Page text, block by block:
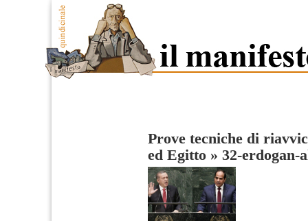
Prove tecniche di
ed Egitto » 32-erdogan-